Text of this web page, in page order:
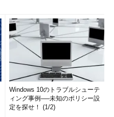
Windows 10のトラブルシューテ
ィング事例──未知のポリシー設
定を探せ！ (1/2)